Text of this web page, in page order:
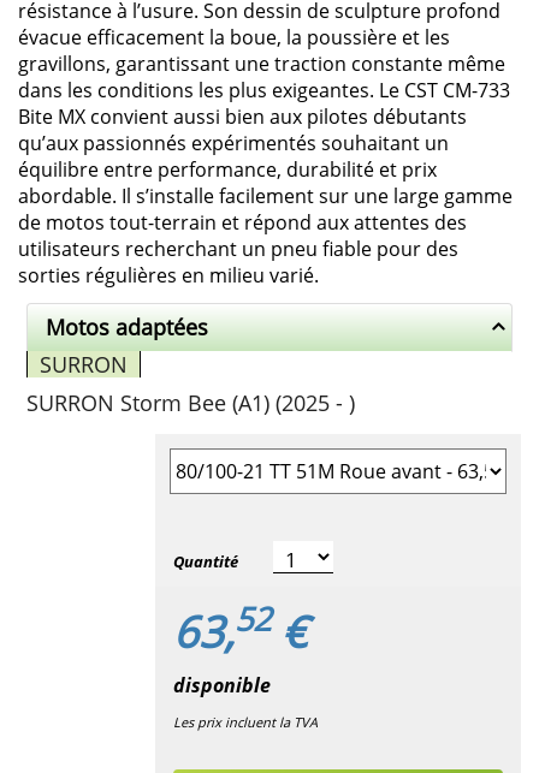
résistance à l’usure. Son dessin de sculpture profond
évacue efficacement la boue, la poussière et les
gravillons, garantissant une traction constante même
dans les conditions les plus exigeantes. Le CST CM-733
Bite MX convient aussi bien aux pilotes débutants
qu’aux passionnés expérimentés souhaitant un
équilibre entre performance, durabilité et prix
abordable. Il s’installe facilement sur une large gamme
de motos tout-terrain et répond aux attentes des
utilisateurs recherchant un pneu fiable pour des
sorties régulières en milieu varié.
Motos adaptées
SURRON
SURRON Storm Bee (A1) (2025 - )
Sélectionner la taille du pneu
Quantité
63,52€
disponible
Les prix incluent la TVA